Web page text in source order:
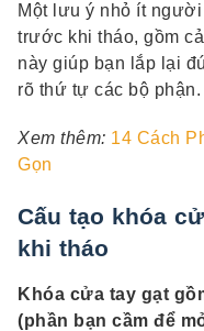
Một lưu ý nhỏ ít
trước khi tháo, gồm
này giúp bạn lắp lại
rõ thứ tự các bộ phận.
Xem thêm: 14 Cách
Gọn
Cấu tạo khóa
khi tháo
Khóa cửa tay gạt
(phần bạn cầm để